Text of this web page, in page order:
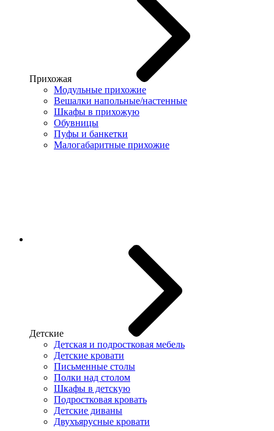
Прихожая
Модульные прихожие
Вешалки напольные/настенные
Шкафы в прихожую
Обувницы
Пуфы и банкетки
Малогабаритные прихожие
Детские
Детская и подростковая мебель
Детские кровати
Письменные столы
Полки над столом
Шкафы в детскую
Подростковая кровать
Детские диваны
Двухъярусные кровати